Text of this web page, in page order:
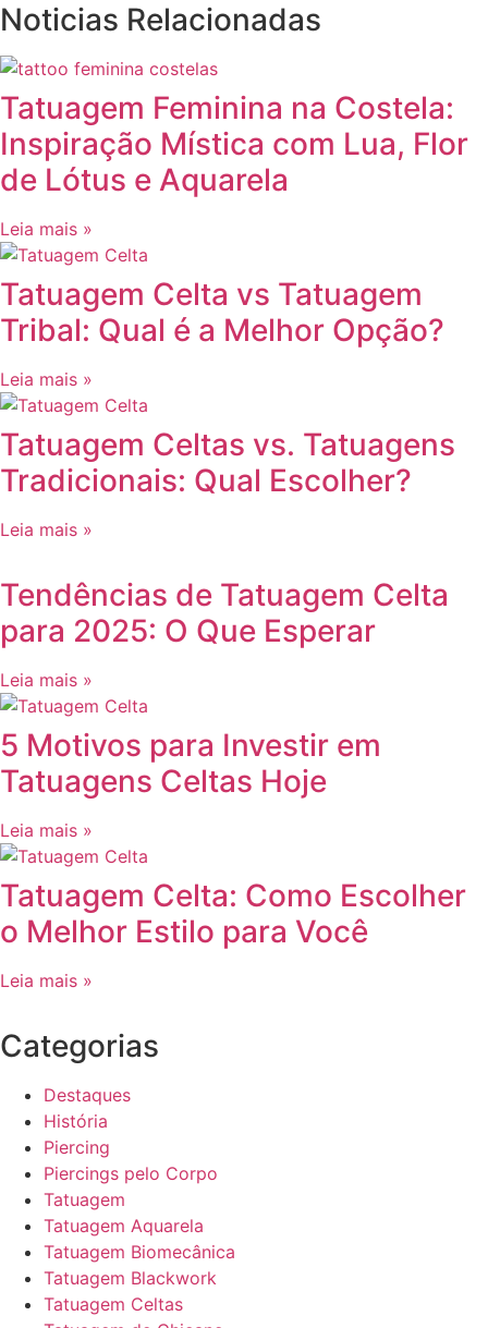
Noticias Relacionadas
Tatuagem Feminina na Costela:
Inspiração Mística com Lua, Flor
de Lótus e Aquarela
Leia mais »
Tatuagem Celta vs Tatuagem
Tribal: Qual é a Melhor Opção?
Leia mais »
Tatuagem Celtas vs. Tatuagens
Tradicionais: Qual Escolher?
Leia mais »
Tendências de Tatuagem Celta
para 2025: O Que Esperar
Leia mais »
5 Motivos para Investir em
Tatuagens Celtas Hoje
Leia mais »
Tatuagem Celta: Como Escolher
o Melhor Estilo para Você
Leia mais »
Categorias
Destaques
História
Piercing
Piercings pelo Corpo
Tatuagem
Tatuagem Aquarela
Tatuagem Biomecânica
Tatuagem Blackwork
Tatuagem Celtas